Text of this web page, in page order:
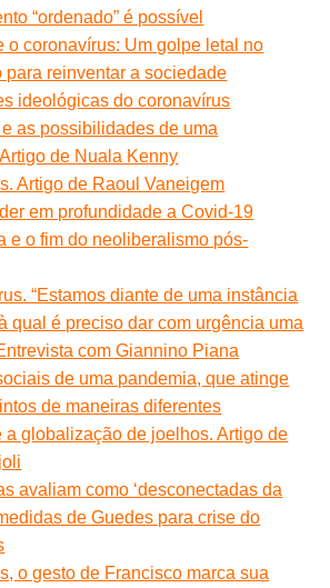
“ordenado” é possível
o coronavírus: Um golpe letal no
para reinventar a sociedade
ideológicas do coronavírus
as possibilidades de uma
de Nuala Kenny
Artigo de Raoul Vaneigem
em profundidade a Covid-19
e o fim do neoliberalismo pós-
“Estamos diante de uma instância
qual é preciso dar com urgência uma
com Giannino Piana
de uma pandemia, que atinge
de maneiras diferentes
a globalização de joelhos. Artigo de
avaliam como ‘desconectadas da
de Guedes para crise do
o gesto de Francisco marca sua